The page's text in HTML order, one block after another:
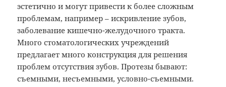
эстетично и могут привести к более сложным
проблемам, например – искривление зубов,
заболевание кишечно-желудочного тракта.
Много стоматологических учреждений
предлагает много конструкция для решения
проблем отсутствия зубов. Протезы бывают:
съемными, несъемными, условно-съемными.